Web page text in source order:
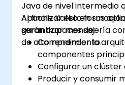
Java de nivel intermedio
Apache Kafka en sus
garantizar mensajería
de alto rendimiento.
Al finalizar esta
serán capaces de:
Comprender la
componentes
Configurar un clúster
Producir y consumir